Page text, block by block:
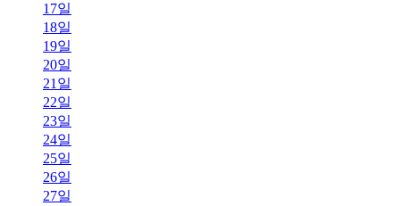
17일
18일
19일
20일
21일
22일
23일
24일
25일
26일
27일